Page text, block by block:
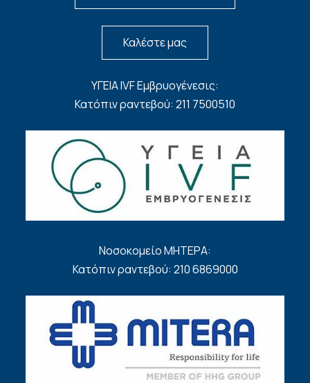
Καλέστε μας
ΥΓΕΙΑ IVF Εμβρυογένεσις:
Κατόπιν ραντεβού: 211 7500510
Νοσοκομείο ΜΗΤΕΡΑ:
Κατόπιν ραντεβού: 210 6869000